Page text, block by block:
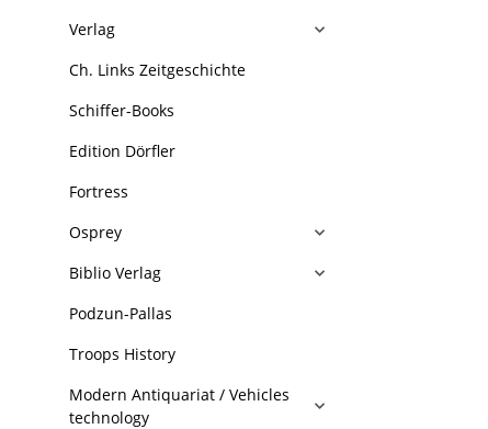
Verlag
Ch. Links Zeitgeschichte
Schiffer-Books
Edition Dörfler
Fortress
Osprey
Biblio Verlag
Podzun-Pallas
Troops History
Modern Antiquariat / Vehicles
technology